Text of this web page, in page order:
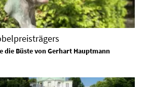
die Büste von Gerhart Hauptmann